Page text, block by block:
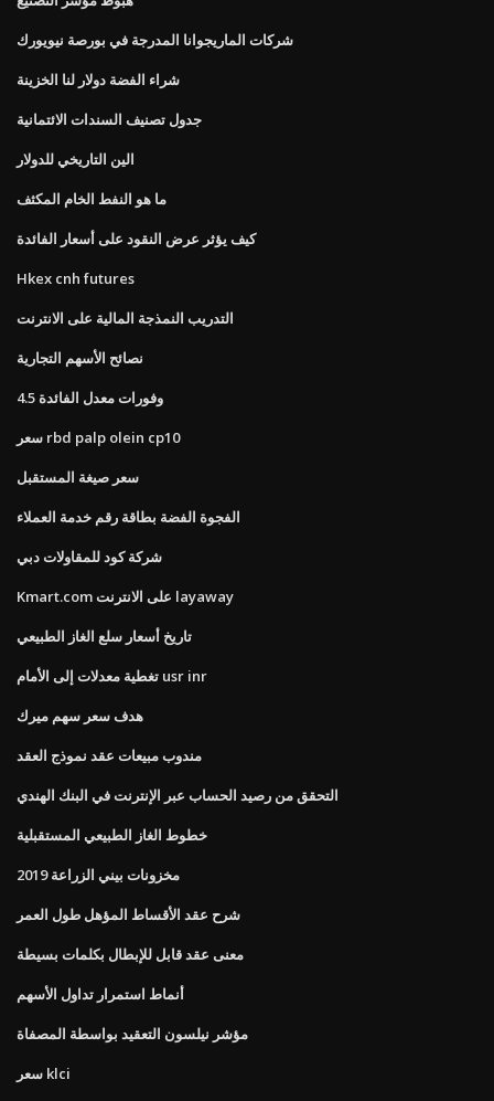
شركات الماريجوانا المدرجة في بورصة نيويورك
شراء الفضة دولار لنا الخزينة
جدول تصنيف السندات الائتمانية
الين التاريخي للدولار
ما هو النفط الخام المكثف
كيف يؤثر عرض النقود على أسعار الفائدة
Hkex cnh futures
التدريب النمذجة المالية على الانترنت
نصائح الأسهم التجارية
4.5 وفورات معدل الفائدة
سعر rbd palp olein cp10
سعر صيغة المستقبل
الفجوة الفضة بطاقة رقم خدمة العملاء
شركة كود للمقاولات دبي
Kmart.com على الانترنت layaway
تاريخ أسعار سلع الغاز الطبيعي
تغطية معدلات إلى الأمام usr inr
هدف سعر سهم ميرك
مندوب مبيعات عقد نموذج العقد
التحقق من رصيد الحساب عبر الإنترنت في البنك الهندي
خطوط الغاز الطبيعي المستقبلية
مخزونات بيني الزراعة 2019
شرح عقد الأقساط المؤهل طول العمر
معنى عقد قابل للإبطال بكلمات بسيطة
أنماط استمرار تداول الأسهم
مؤشر نيلسون التعقيد بواسطة المصفاة
سعر klci